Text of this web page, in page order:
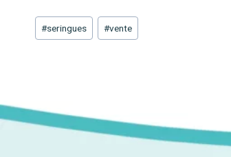
Étiquettes
de
#seringues #vente